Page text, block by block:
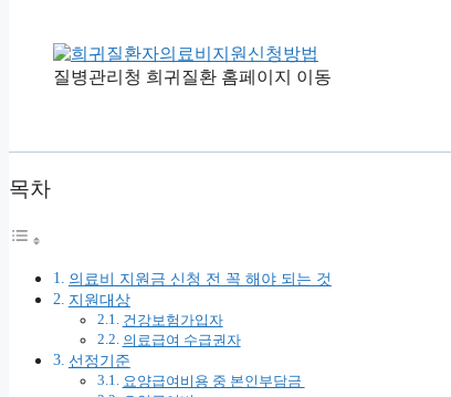
질병관리청 희귀질환 홈페이지 이동
목차
의료비 지원금 신청 전 꼭 해야 되는 것
지원대상
건강보험가입자
의료급여 수급권자
선정기준
요양급여비용 중 본인부담금